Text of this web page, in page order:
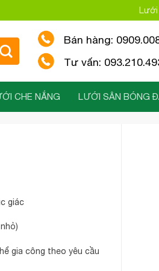
Lưới
Bán hàng:
Tư vấn:
CHE NẮNG LƯỚI SÂN BÓNG
giác
gia công theo yêu cầu